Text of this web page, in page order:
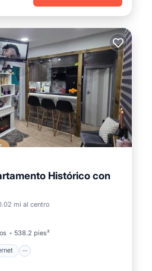
Histórico con
mi al centro
538.2 pies²
Internet